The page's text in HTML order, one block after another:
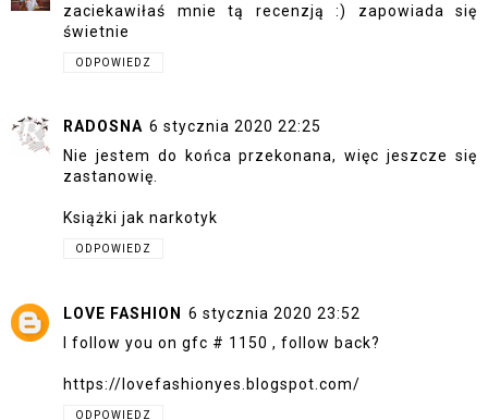
zaciekawiłaś mnie tą recenzją :) zapowiada się
świetnie
ODPOWIEDZ
RADOSNA 6 stycznia 2020 22:25
Nie jestem do końca przekonana, więc jeszcze się
zastanowię.
Książki jak narkotyk
ODPOWIEDZ
LOVE FASHION
6 stycznia 2020 23:52
I follow you on gfc # 1150 , follow back?
https://lovefashionyes.blogspot.com/
ODPOWIEDZ